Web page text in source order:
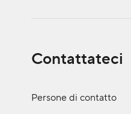
Contattateci
Persone di contatto